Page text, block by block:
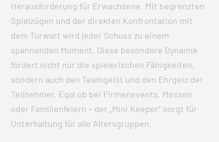
Herausforderung für Erwachsene. Mit begrenzten
Spielzügen und der direkten Konfrontation mit
dem Torwart wird jeder Schuss zu einem
spannenden Moment. Diese besondere Dynamik
fördert nicht nur die spielerischen Fähigkeiten,
sondern auch den Teamgeist und den Ehrgeiz der
Teilnehmer. Egal ob bei Firmenevents, Messen
oder Familienfeiern – der „Mini Keeper“ sorgt für
Unterhaltung für alle Altersgruppen.